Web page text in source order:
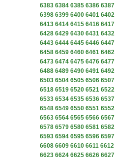
6383 6384 6385 6386 6387
6398 6399 6400 6401 6402
6413 6414 6415 6416 6417
6428 6429 6430 6431 6432
6443 6444 6445 6446 6447
6458 6459 6460 6461 6462
6473 6474 6475 6476 6477
6488 6489 6490 6491 6492
6503 6504 6505 6506 6507
6518 6519 6520 6521 6522
6533 6534 6535 6536 6537
6548 6549 6550 6551 6552
6563 6564 6565 6566 6567
6578 6579 6580 6581 6582
6593 6594 6595 6596 6597
6608 6609 6610 6611 6612
6623 6624 6625 6626 6627